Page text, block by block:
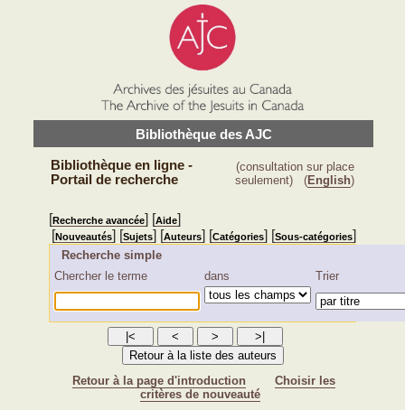
Bibliothèque des AJC
Bibliothèque en ligne -
Portail de recherche
(consultation sur place
seulement) (English)
[Recherche avancée] [Aide]
[Nouveautés] [Sujets] [Auteurs] [Catégories] [Sous-catégories]
Recherche simple
Chercher le terme
dans Trier
Retour à la page d'introduction
Choisir les
critères de nouveauté